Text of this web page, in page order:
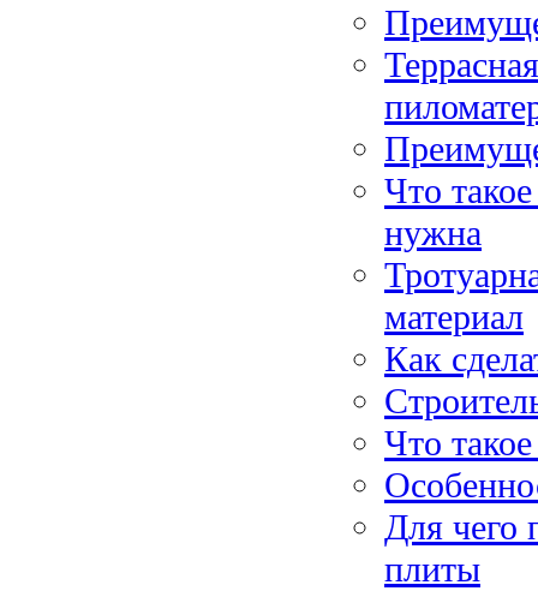
Что
нужна
материал
Как
Что
Для чего
плиты